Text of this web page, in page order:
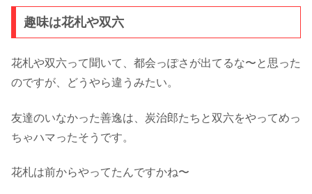
趣味は花札や双六
花札や双六って聞いて、都会っぽさが出てるな〜と思った
のですが、どうやら違うみたい。
友達のいなかった善逸は、炭治郎たちと双六をやってめっ
ちゃハマったそうです。
花札は前からやってたんですかね〜